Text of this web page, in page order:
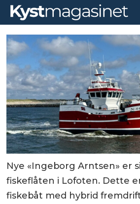
Nye «Ingeborg Arntsen» er
fiskeflåten i Lofoten. Dette
fiskebåt med hybrid